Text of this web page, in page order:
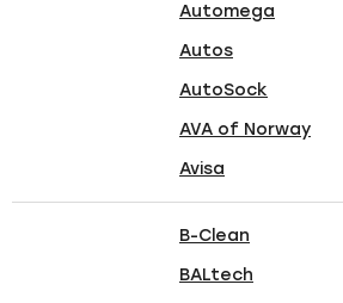
Automega
Autos
AutoSock
AVA of Norway
Avisa
B-Clean
BALtech